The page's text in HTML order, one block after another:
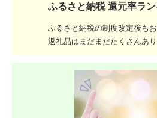
ふるさと納税 還元率ラ
ふるさと納税の制度改定後も
返礼品はまだまだたくさんあり